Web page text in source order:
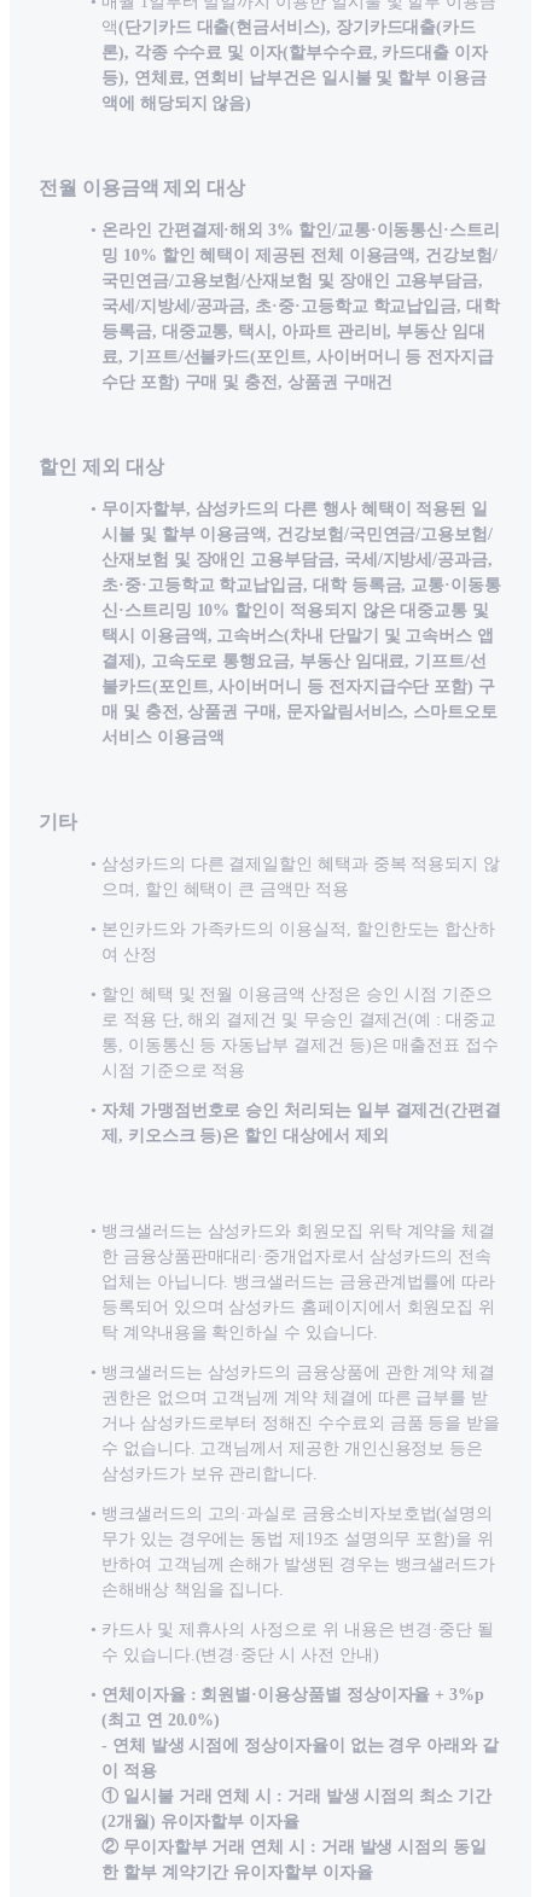
액(단기카드 대출(현금서비스), 장기카드대출(카드
론), 각종 수수료 및 이자(할부수수료, 카드대출 이자
등), 연체료, 연회비 납부건은 일시불 및 할부 이용금
액에 해당되지 않음)
전월 이용금액 제외 대상
온라인 간편결제·해외 3% 할인/교통·이동통신·스트리
밍 10% 할인 혜택이 제공된 전체 이용금액, 건강보험/
국민연금/고용보험/산재보험 및 장애인 고용부담금,
국세/지방세/공과금, 초·중·고등학교 학교납입금, 대학
등록금, 대중교통, 택시, 아파트 관리비, 부동산 임대
료, 기프트/선불카드(포인트, 사이버머니 등 전자지급
수단 포함) 구매 및 충전, 상품권 구매건
할인 제외 대상
무이자할부, 삼성카드의 다른 행사 혜택이 적용된 일
시불 및 할부 이용금액, 건강보험/국민연금/고용보험/
산재보험 및 장애인 고용부담금, 국세/지방세/공과금,
초·중·고등학교 학교납입금, 대학 등록금, 교통·이동통
신·스트리밍 10% 할인이 적용되지 않은 대중교통 및
택시 이용금액, 고속버스(차내 단말기 및 고속버스 앱
결제), 고속도로 통행요금, 부동산 임대료, 기프트/선
불카드(포인트, 사이버머니 등 전자지급수단 포함) 구
매 및 충전, 상품권 구매, 문자알림서비스, 스마트오토
서비스 이용금액
기타
삼성카드의 다른 결제일할인 혜택과 중복 적용되지 않
으며, 할인 혜택이 큰 금액만 적용
본인카드와 가족카드의 이용실적, 할인한도는 합산하
여 산정
할인 혜택 및 전월 이용금액 산정은 승인 시점 기준으
로 적용 단, 해외 결제건 및 무승인 결제건(예 : 대중교
통, 이동통신 등 자동납부 결제건 등)은 매출전표 접수
시점 기준으로 적용
자체 가맹점번호로 승인 처리되는 일부 결제건(간편결
제, 키오스크 등)은 할인 대상에서 제외
뱅크샐러드는 삼성카드와 회원모집 위탁 계약을 체결
한 금융상품판매대리·중개업자로서 삼성카드의 전속
업체는 아닙니다. 뱅크샐러드는 금융관계법률에 따라
등록되어 있으며 삼성카드 홈페이지에서 회원모집 위
탁 계약내용을 확인하실 수 있습니다.
뱅크샐러드는 삼성카드의 금융상품에 관한 계약 체결
권한은 없으며 고객님께 계약 체결에 따른 급부를 받
거나 삼성카드로부터 정해진 수수료외 금품 등을 받을
수 없습니다. 고객님께서 제공한 개인신용정보 등은
삼성카드가 보유 관리합니다.
뱅크샐러드의 고의·과실로 금융소비자보호법(설명의
무가 있는 경우에는 동법 제19조 설명의무 포함)을 위
반하여 고객님께 손해가 발생된 경우는 뱅크샐러드가
손해배상 책임을 집니다.
카드사 및 제휴사의 사정으로 위 내용은 변경·중단 될
수 있습니다.(변경·중단 시 사전 안내)
연체이자율 : 회원별·이용상품별 정상이자율 + 3%p
(최고 연 20.0%)
- 연체 발생 시점에 정상이자율이 없는 경우 아래와 같
이 적용
① 일시불 거래 연체 시 : 거래 발생 시점의 최소 기간
(2개월) 유이자할부 이자율
② 무이자할부 거래 연체 시 : 거래 발생 시점의 동일
한 할부 계약기간 유이자할부 이자율